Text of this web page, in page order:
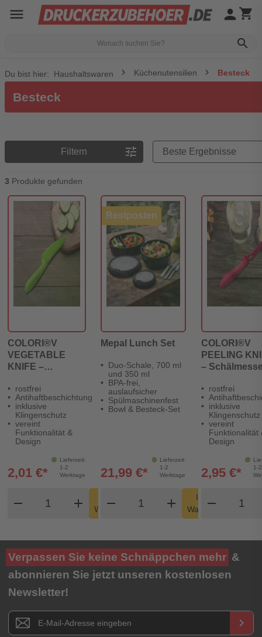
menu
search
person shopping_cart
Du bist hier: Haushaltswaren Küchenutensilien Besteck
Besteck
Filtern tune
Preisreihenfolge
3 Produkte gefunden
COLORI®V
VEGETABLE
KNIFE –
rostfrei
Antihaftbeschichtung
inklusive
Klingenschutz
vereint
Funktionalität &
Design
Lieferzeit:
1-2
Werktage
2,01 €*
remove add
Warenkorb
shopping_cart
Restposten
Mepal Lunch Set
Duo-Schale, 700 ml
und 350 ml
BPA-frei,
auslaufsicher
Spülmaschinenfest
Bowl & Besteck-Set
Lieferzeit:
1-2
Werktage
21,99 €*
remove
Produkt Warenkorb
add
In den
Warenkorb
shopping_cart
COLORI®V
PEELING
–
rostfrei
inklusive
Klingenschutz
vereint
Funktionalität
Design
1-2
2,95 €*
remove
Verpassen Sie keine Schnäppchen mehr &
abonnieren Sie jetzt unseren kostenlosen
Newsletter!
Newsletter E-Mail Adresse keyboard_arrow_right